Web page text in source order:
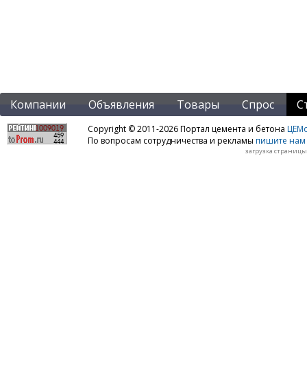
Компании Объявления Товары Спрос
Copyright © 2011-2026 Портал цемента и бетона
По вопросам сотрудничества и рекламы пишите нам
загрузка